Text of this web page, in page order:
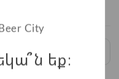
1x 1.200
City
եք։